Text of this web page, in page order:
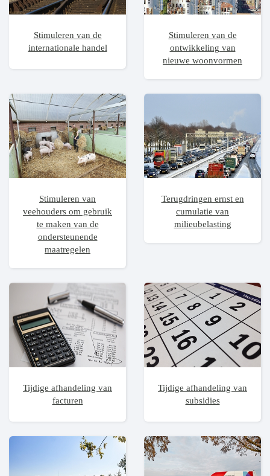
Stimuleren van de
internationale handel
Stimuleren van de
ontwikkeling van
nieuwe woonvormen
Stimuleren van
veehouders om gebruik
te maken van de
ondersteunende
maatregelen
Terugdringen ernst en
cumulatie van
milieubelasting
Tijdige afhandeling van
facturen
Tijdige afhandeling van
subsidies